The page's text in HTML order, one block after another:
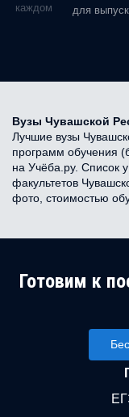
в каждом
для
Вузы Чувашской
Лучшие вузы
программ обучения
на Учёба.ру. Список
факультетов
фото, стоимостью
Готовим к